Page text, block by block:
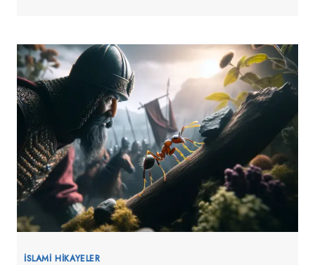
İSLAMI HIKAYELER